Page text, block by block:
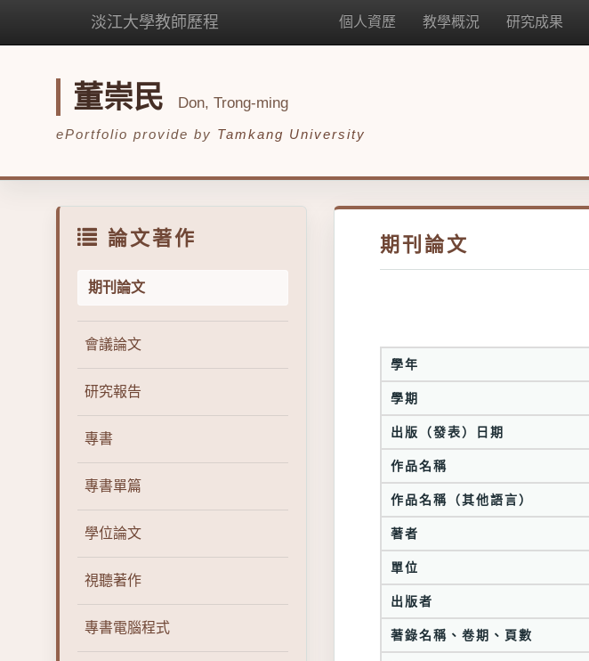
淡江大學教師歷程 個人資歷 教學概況 研究成果
董崇民 Don, Trong-ming
ePortfolio provide by Tamkang University
論文著作
期刊論文
會議論文
研究報告
專書
專書單篇
學位論文
視聽著作
專書電腦程式
期刊論文
學年
學期
出版（發表）日期
作品名稱
作品名稱（其他語言）
著者
單位
出版者
著錄名稱、卷期、頁數